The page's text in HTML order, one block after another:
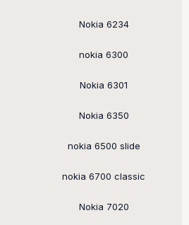
Nokia 6234
nokia 6300
Nokia 6301
Nokia 6350
nokia 6500 slide
nokia 6700 classic
Nokia 7020